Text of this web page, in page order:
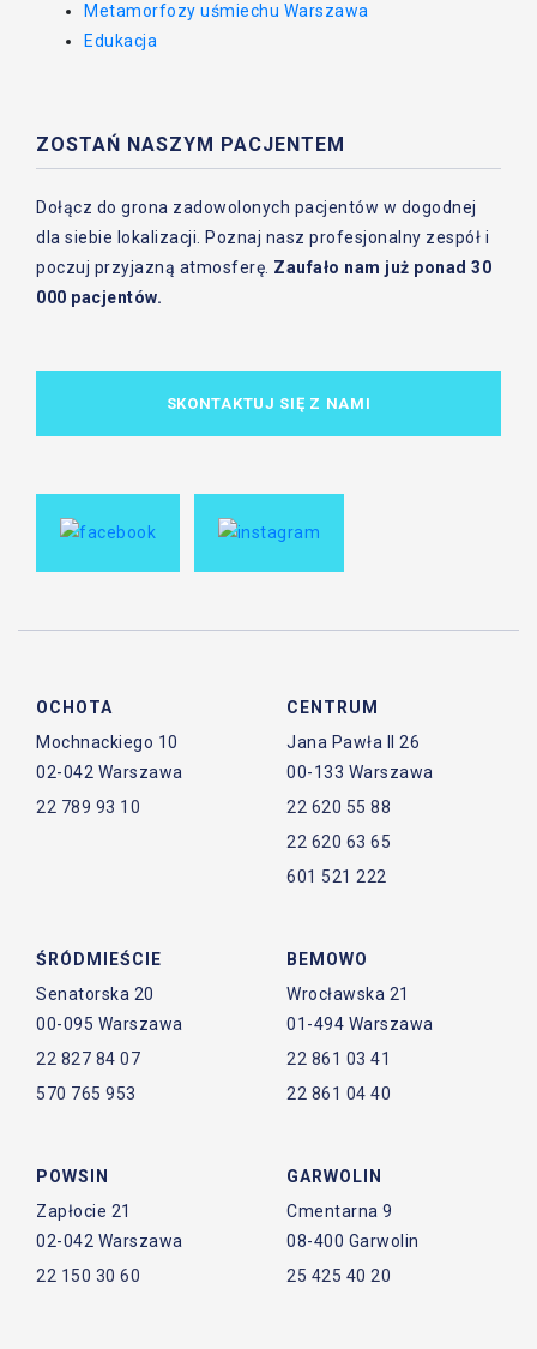
Metamorfozy uśmiechu Warszawa
Edukacja
ZOSTAŃ NASZYM PACJENTEM
Dołącz do grona zadowolonych pacjentów w dogodnej
dla siebie lokalizacji. Poznaj nasz profesjonalny zespół i
poczuj przyjazną atmosferę. Zaufało nam już ponad 30
000 pacjentów.
SKONTAKTUJ SIĘ Z NAMI
OCHOTA
Mochnackiego 10
02-042 Warszawa
22 789 93 10
CENTRUM
Jana Pawła II 26
00-133 Warszawa
22 620 55 88
22 620 63 65
601 521 222
ŚRÓDMIEŚCIE
Senatorska 20
00-095 Warszawa
22 827 84 07
570 765 953
BEMOWO
Wrocławska 21
01-494 Warszawa
22 861 03 41
22 861 04 40
POWSIN
Zapłocie 21
02-042 Warszawa
22 150 30 60
GARWOLIN
Cmentarna 9
08-400 Garwolin
25 425 40 20